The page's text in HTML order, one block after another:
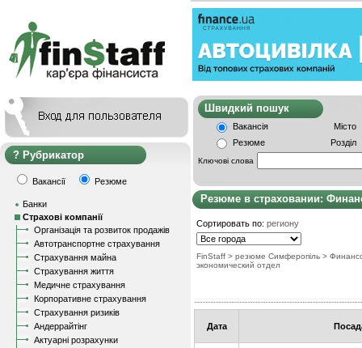
Рубрикатор
Вакансії Резюме
Банки
Страхові компанії
Організація та розвиток продажів
Автотранспортне страхування
Страхування майна
Страхування життя
Медичне страхування
Корпоративне страхування
Страхування ризиків
Андеррайтінг
Актуарні розрахунки
Швидкий
Вакансія
Місто
Резюме
Розділ
Ключові слова
Резюме в страховании:
Сортировать по: региону
FinStaff > резюме Симферопіль >
экономический отдел
Дата